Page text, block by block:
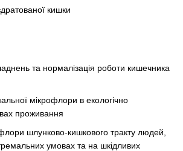
кишки
та нормалізація роботи кишечника
мікрофлори в екологічно
проживання
шлунково-кишкового тракту людей,
умовах та на шкідливих